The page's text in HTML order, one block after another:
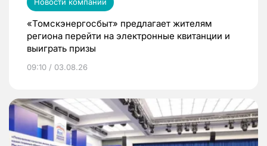
«Томскэнергосбыт» предлагает жителям
региона перейти на электронные квитанции и
выиграть призы
09:10 / 03.08.26